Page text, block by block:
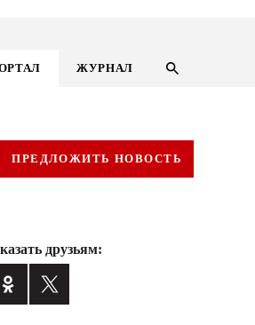
ЖУРНАЛ
ПРЕДЛОЖИТЬ НОВОСТЬ
друзьям: